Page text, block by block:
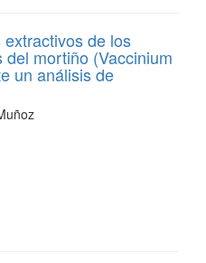
de los
mortiño (Vaccinium
un análisis de